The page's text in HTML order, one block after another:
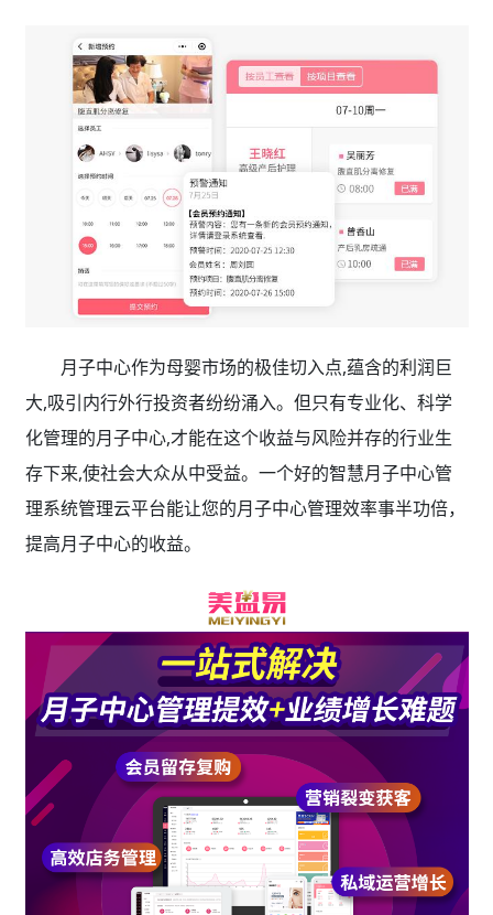
月子中心作为母婴市场的极佳切入点,蕴含的利润巨
大,吸引内行外行投资者纷纷涌入。但只有专业化、科学
化管理的月子中心,才能在这个收益与风险并存的行业生
存下来,使社会大众从中受益。一个好的智慧月子中心管
理系统管理云平台能让您的月子中心管理效率事半功倍，
提高月子中心的收益。